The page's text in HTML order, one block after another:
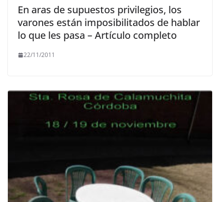
En aras de supuestos privilegios, los
varones están imposibilitados de hablar
lo que les pasa – Artículo completo
22/11/2011